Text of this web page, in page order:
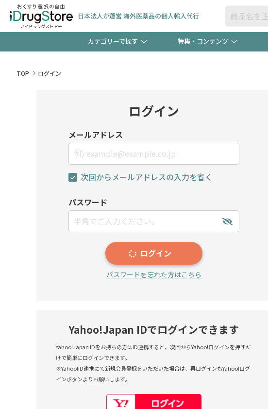
日本法人が運営 海外医薬品の個人輸入代行
カテゴリーで探す
検査キット
特集・コンテンツ
当店スタッフが贈る音声プログラム
TOP ログイン
ログイン
メールアドレス
次回からメールアドレスの入力を省く
パスワード
ログイン
パスワードを忘れた方はこちら
Yahoo!Japan IDでログインできます
Yahoo!Japan IDをお持ちの方はID連携すると、次回からYahoo!ログインを押すだ
けで簡単にログインできます。
※Yahoo!ID連携にて新規会員登録をいただいた場合は、再ログインもYahoo!ログ
インボタンよりお願いします。